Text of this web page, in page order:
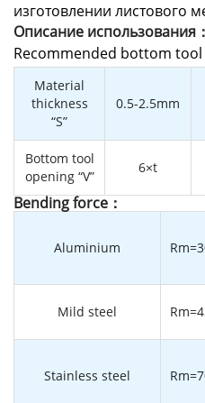
изготовлении листового
Описание использования：
Recommended bottom
Material
thickness
“S”
0.5-2.5mm
Bottom tool
opening “V”
6×t
Bending force：
Aluminium
Mild steel
Stainless steel